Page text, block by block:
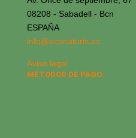
08208 - Sabadell - Bcn
ESPAÑA
info@econaturis.es
Aviso legal
MÉTODOS DE PAGO: